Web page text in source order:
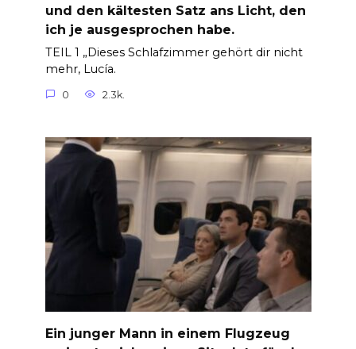
und den kältesten Satz ans Licht, den
ich je ausgesprochen habe.
TEIL 1 „Dieses Schlafzimmer gehört dir nicht
mehr, Lucía.
0 2.3k.
Ein junger Mann in einem Flugzeug